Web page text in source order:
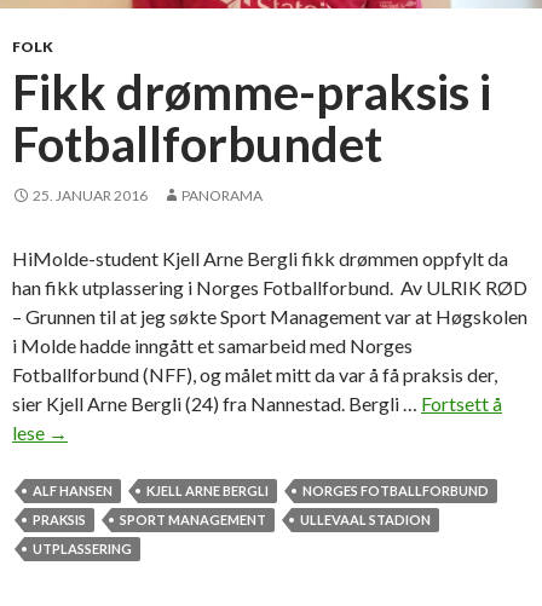
m
k
o
m
e
n
e
FOLK
Fikk drømme-praksis i
Fotballforbundet
25. JANUAR 2016 PANORAMA
HiMolde-student Kjell Arne Bergli fikk drømmen oppfylt da
han fikk utplassering i Norges Fotballforbund. Av ULRIK RØD
– Grunnen til at jeg søkte Sport Management var at Høgskolen
i Molde hadde inngått et samarbeid med Norges
Fotballforbund (NFF), og målet mitt da var å få praksis der,
sier Kjell Arne Bergli (24) fra Nannestad. Bergli … Fortsett å
lese F
k
k
d
→
ALF HANSEN KJELL ARNE BERGLI
NORGES FOTBALLFORBUND
PRAKSIS
SPORT MANAGEMENT
ULLEVAAL STADION
UTPLASSERING